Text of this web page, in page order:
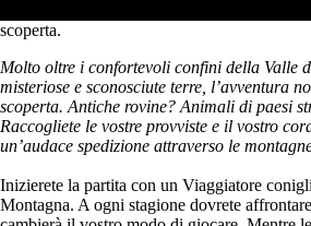
Espansione per Everdell: introduce la
scoperta.
Molto oltre i confortevoli confini della Valle
misteriose e sconosciute terre, l’avventura
scoperta. Antiche rovine? Animali di paesi
Raccogliete le vostre provviste e il vostro
un’audace spedizione attraverso le
Inizierete la partita con un Viaggiatore
Montagna. A ogni stagione dovrete